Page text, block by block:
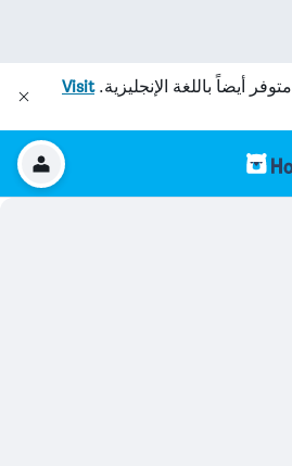
متوفر أيضاً باللغة الإنجليزية.Visit